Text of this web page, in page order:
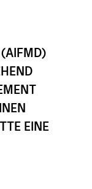
EINE